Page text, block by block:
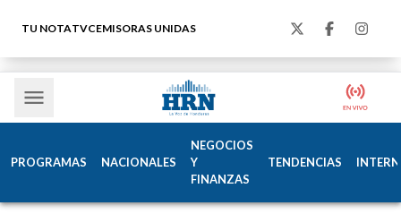
TU NOTATVCEMISORAS UNIDAS
PROGRAMAS NACIONALES
NEGOCIOS
Y
FINANZAS
TENDENCIAS